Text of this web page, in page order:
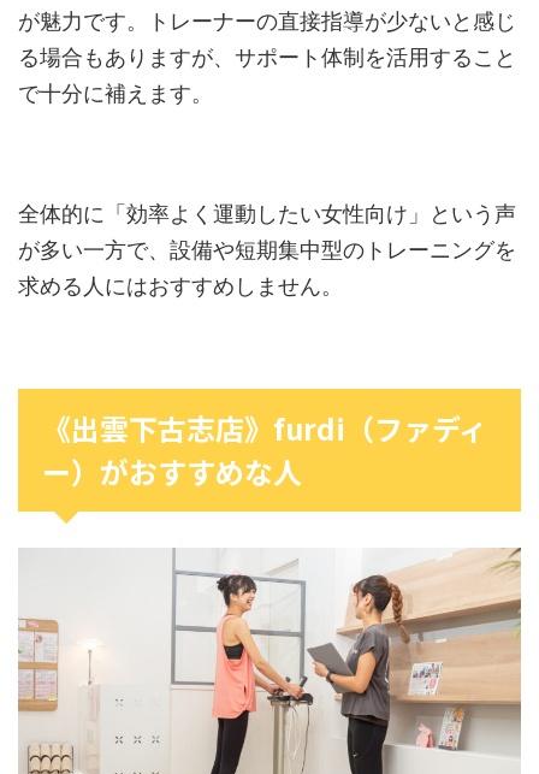
が魅力です。トレーナーの直接指導が少ないと感じ
る場合もありますが、サポート体制を活用すること
で十分に補えます。
全体的に「効率よく運動したい女性向け」という声
が多い一方で、設備や短期集中型のトレーニングを
求める人にはおすすめしません。
《出雲下古志店》furdi（ファディ
ー）がおすすめな人